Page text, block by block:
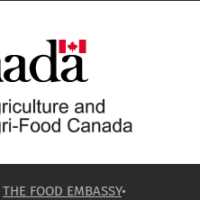
THE FOOD EMBASSY•